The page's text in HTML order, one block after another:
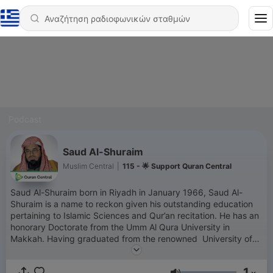
Saud Al-Shuraim
Muslim Central 115 - 🌟 Support Quran Central
Saud Al-Shuraim born in Riyadh in January 1966, Saud Al-
Shuraim is a name to reckon given his outstanding education
pertaining to Islamic Sciences and Qur’an recitation. He has an
honorary Doctorate from the Umm Al Qura University in
Makkah. Having graduated from the renowned University of
AAl-Imam Mohamed Ibn Saud under able and distinguished